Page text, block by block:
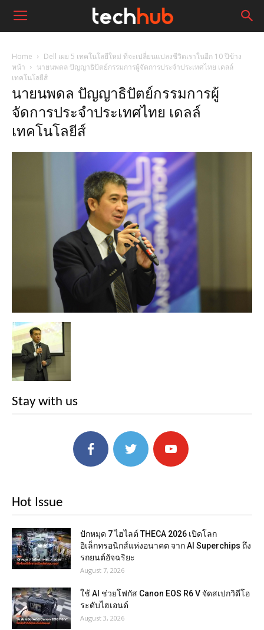
Home
Dell เผย 5 เทคโนโลยีใหม่ ที่จะเปลี่ยนแปลงชีวิตเราในอีก 10 ปีข้าง
หน้า
นายนพดล ปัญญาธิปัตย์กรรมการผู้จัดการประจำประเทศไทย เดลล์
เทคโนโลยีส์
นายนพดล ปัญญาธิปัตย์กรรมการผู้
จัดการประจำประเทศไทย เดลล์
เทคโนโลยีส์
Stay with us
Hot Issue
ปักหมุด 7 ไฮไลต์ THECA 2026 เปิดโลก
อิเล็กทรอนิกส์แห่งอนาคต จาก AI Superchips ถึง
รถยนต์อัจฉริยะ
August 7, 2026
ใช้ AI ช่วยโฟกัส Canon EOS R6 V จัดสเปกวิดีโอ
ระดับไฮเอนด์
August 3, 2026